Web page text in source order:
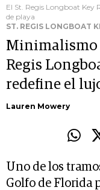
El St. Regis Longboat Key
de playa
ST. REGIS LONGBOAT
Minimalismo
Regis
redefine el
Lauren Mowery
Uno de los
Golfo de Florida